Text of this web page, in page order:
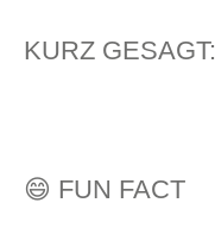
KURZ GESAGT:
😄 FUN FACT